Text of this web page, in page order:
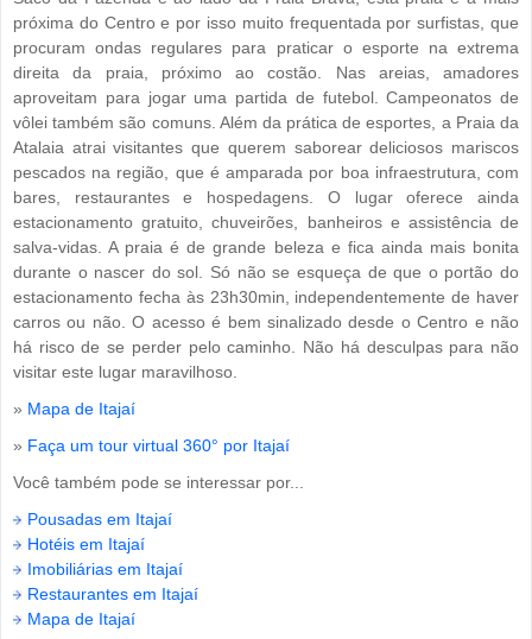
próxima do Centro e por isso muito frequentada por surfistas, que
procuram ondas regulares para praticar o esporte na extrema
direita da praia, próximo ao costão. Nas areias, amadores
aproveitam para jogar uma partida de futebol. Campeonatos de
vôlei também são comuns. Além da prática de esportes, a Praia da
Atalaia atrai visitantes que querem saborear deliciosos mariscos
pescados na região, que é amparada por boa infraestrutura, com
bares, restaurantes e hospedagens. O lugar oferece ainda
estacionamento gratuito, chuveirões, banheiros e assistência de
salva-vidas. A praia é de grande beleza e fica ainda mais bonita
durante o nascer do sol. Só não se esqueça de que o portão do
estacionamento fecha às 23h30min, independentemente de haver
carros ou não. O acesso é bem sinalizado desde o Centro e não
há risco de se perder pelo caminho. Não há desculpas para não
visitar este lugar maravilhoso.
» Mapa de Itajaí
» Faça um tour virtual 360° por Itajaí
Você também pode se interessar por...
Pousadas em Itajaí
Hotéis em Itajaí
Imobiliárias em Itajaí
Restaurantes em Itajaí
Mapa de Itajaí